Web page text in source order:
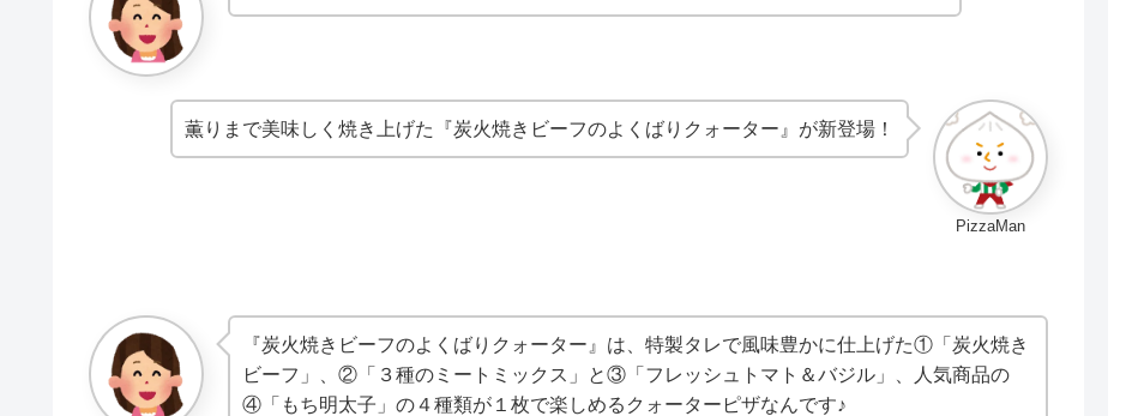
PizzaMan
薫りまで美味しく焼き上げた『炭火焼きビーフのよくばりクォーター』が新登場！
『炭火焼きビーフのよくばりクォーター』は、特製タレで風味豊かに仕上げた①「炭火焼き
ビーフ」、②「３種のミートミックス」と③「フレッシュトマト＆バジル」、人気商品の
④「もち明太子」の４種類が１枚で楽しめるクォーターピザなんです♪